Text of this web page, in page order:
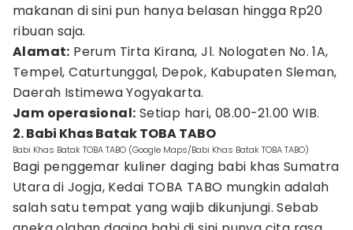
makanan di sini pun hanya belasan hingga Rp20
ribuan saja.
Alamat: Perum Tirta Kirana, Jl. Nologaten No. 1A,
Tempel, Caturtunggal, Depok, Kabupaten Sleman,
Daerah Istimewa Yogyakarta.
Jam operasional: Setiap hari, 08.00-21.00 WIB.
2. Babi Khas Batak TOBA TABO
Babi Khas Batak TOBA TABO (Google Maps/Babi Khas Batak TOBA TABO)
Bagi penggemar kuliner daging babi khas Sumatra
Utara di Jogja, Kedai TOBA TABO mungkin adalah
salah satu tempat yang wajib dikunjungi. Sebab